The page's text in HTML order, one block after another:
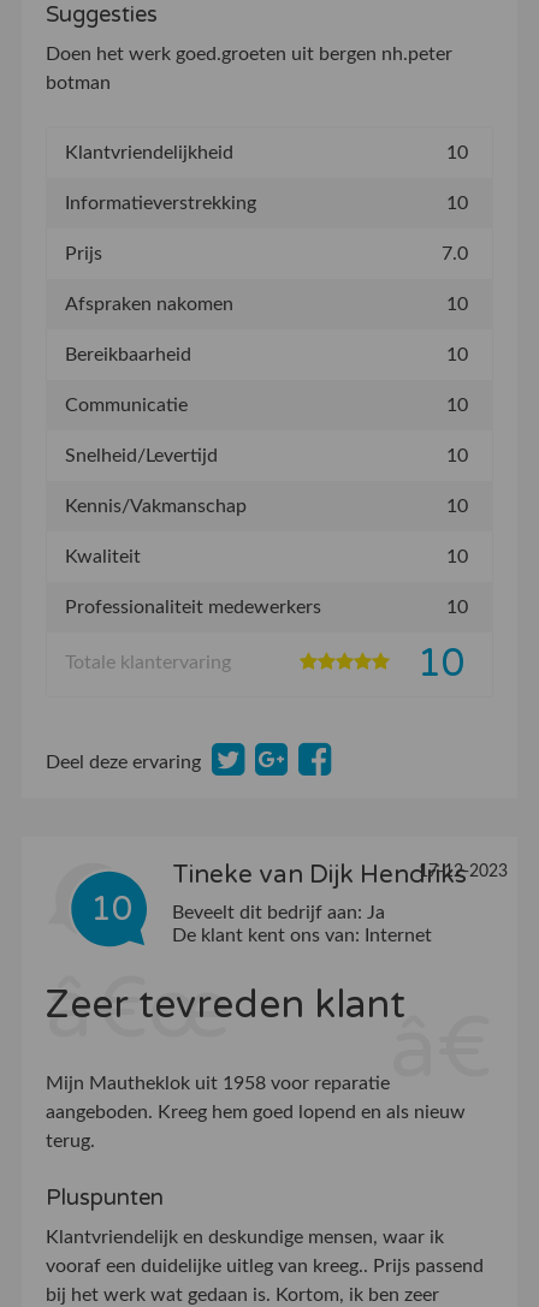
Suggesties
Doen het werk goed.groeten uit bergen nh.peter
botman
Klantvriendelijkheid 10
Informatieverstrekking 10
Prijs 7.0
Afspraken nakomen 10
Bereikbaarheid 10
Communicatie 10
Snelheid/Levertijd 10
Kennis/Vakmanschap 10
Kwaliteit 10
Professionaliteit medewerkers 10
Totale klantervaring 10
Deel deze ervaring
10
Tineke van Dijk Hendriks
17-12-2023
Beveelt dit bedrijf aan: Ja
De klant kent ons van:
Internet
Zeer tevreden klant
Mijn Mautheklok uit 1958 voor reparatie
aangeboden. Kreeg hem goed lopend en als nieuw
terug.
Pluspunten
Klantvriendelijk en deskundige mensen, waar ik
vooraf een duidelijke uitleg van kreeg.. Prijs passend
bij het werk wat gedaan is. Kortom, ik ben zeer